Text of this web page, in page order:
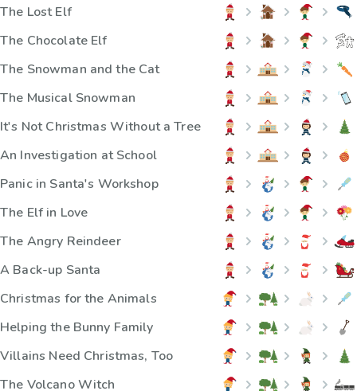
The Lost Elf
The Chocolate Elf
The Snowman and the Cat
The Musical Snowman
It's Not Christmas Without a Tree
An Investigation at School
Panic in Santa's Workshop
The Elf in Love
The Angry Reindeer
A Back-up Santa
Christmas for the Animals
Helping the Bunny Family
Villains Need Christmas, Too
The Volcano Witch